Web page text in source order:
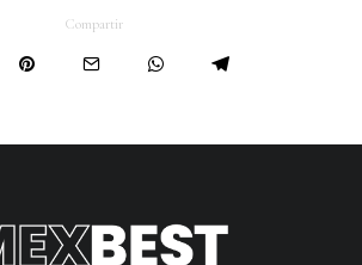
Compartir